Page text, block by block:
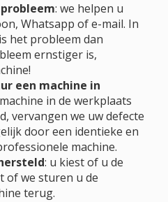
: we helpen u
Whatsapp of e-mail. In
het probleem dan
ernstiger is,
een machine in
in de werkplaats
vervangen we uw defecte
door een identieke en
machine.
: u kiest of u de
of we sturen u de
terug.